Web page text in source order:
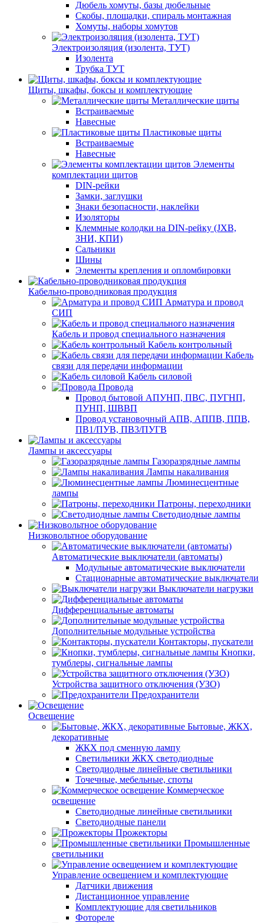
Дюбель хомуты, базы дюбельные
Скобы, площадки, спираль монтажная
Хомуты, наборы хомутов
Электроизоляция (изолента, ТУТ)
Изолента
Трубка ТУТ
Щиты, шкафы, боксы и комплектующие
Металлические щиты
Встраиваемые
Навесные
Пластиковые щиты
Встраиваемые
Навесные
Элементы
комплектации щитов
DIN-рейки
Замки, заглушки
Знаки безопасности, наклейки
Изоляторы
Клеммные колодки на DIN-рейку (JXB,
ЗНИ, КПИ)
Сальники
Шины
Элементы крепления и опломбировки
Кабельно-проводниковая продукция
Арматура и провод
СИП
Кабель и провод специального назначения
Кабель контрольный
Кабель
связи для передачи информации
Кабель силовой
Провода
Провод бытовой АПУНП, ПВС, ПУГНП,
ПУНП, ШВВП
Провод установочный АПВ, АППВ, ППВ,
ПВ1/ПУВ, ПВ3/ПУГВ
Лампы и аксессуары
Газоразрядные лампы
Лампы накаливания
Люминесцентные
лампы
Патроны, переходники
Светодиодные лампы
Низковольтное оборудование
Автоматические выключатели (автоматы)
Модульные автоматические выключатели
Стационарные автоматические выключатели
Выключатели нагрузки
Дифференциальные автоматы
Дополнительные модульные устройства
Контакторы, пускатели
Кнопки,
тумблеры, сигнальные лампы
Устройства защитного отключения (УЗО)
Предохранители
Освещение
Бытовые, ЖКХ,
декоративные
ЖКХ под сменную лампу
Светильники ЖКХ светодиодные
Светодиодные линейные светильники
Точечные, мебельные, споты
Коммерческое
освещение
Светодиодные линейные светильники
Светодиодные панели
Прожекторы
Промышленные
светильники
Управление освещением и комплектующие
Датчики движения
Дистанционное управление
Комплектующие для светильников
Фотореле